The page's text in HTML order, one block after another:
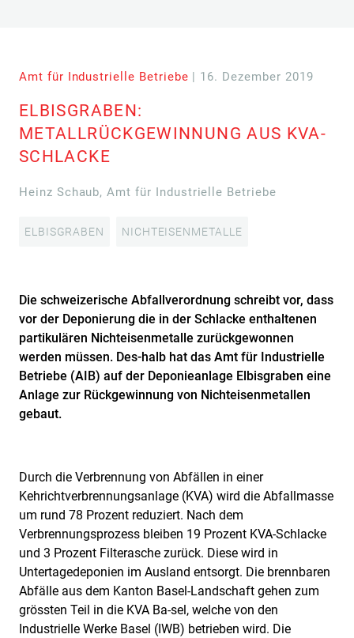
Amt für Industrielle Betriebe | 16. Dezember 2019
ELBISGRABEN:
METALLRÜCKGEWINNUNG AUS KVA-
SCHLACKE
Heinz Schaub, Amt für Industrielle Betriebe
ELBISGRABEN NICHTEISENMETALLE
Die schweizerische Abfallverordnung schreibt vor, dass
vor der Deponierung die in der Schlacke enthaltenen
partikulären Nichteisenmetalle zurückgewonnen
werden müssen. Des-halb hat das Amt für Industrielle
Betriebe (AIB) auf der Deponieanlage Elbisgraben eine
Anlage zur Rückgewinnung von Nichteisenmetallen
gebaut.
Durch die Verbrennung von Abfällen in einer
Kehrichtverbrennungsanlage (KVA) wird die Abfallmasse
um rund 78 Prozent reduziert. Nach dem
Verbrennungsprozess bleiben 19 Prozent KVA-Schlacke
und 3 Prozent Filterasche zurück. Diese wird in
Untertagedeponien im Ausland entsorgt. Die brennbaren
Abfälle aus dem Kanton Basel-Landschaft gehen zum
grössten Teil in die KVA Ba-sel, welche von den
Industrielle Werke Basel (IWB) betrieben wird. Die